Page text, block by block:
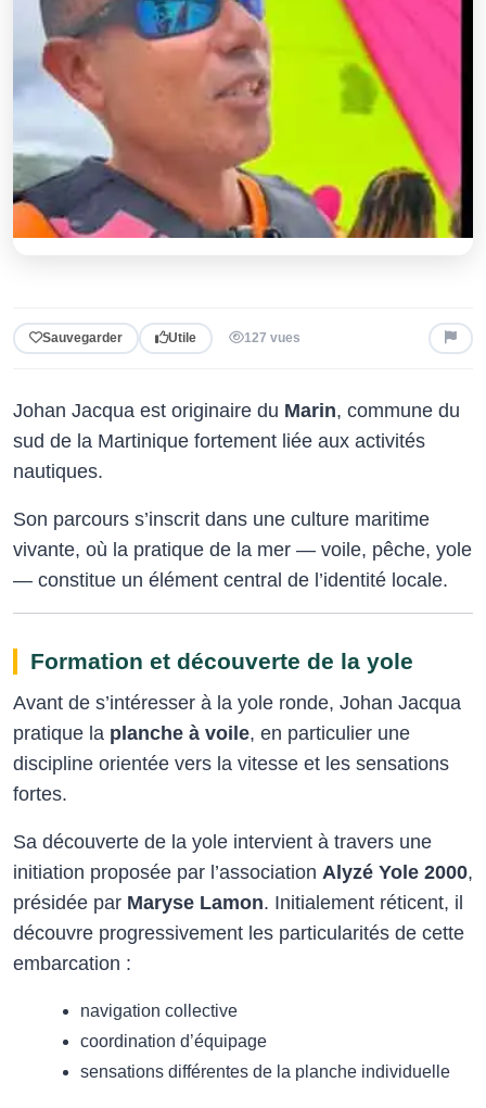
Sauvegarder Utile 127 vues
Johan Jacqua est originaire du Marin, commune du
sud de la Martinique fortement liée aux activités
nautiques.
Son parcours s’inscrit dans une culture maritime
vivante, où la pratique de la mer — voile, pêche, yole
— constitue un élément central de l’identité locale.
Formation et découverte de la yole
Avant de s’intéresser à la yole ronde, Johan Jacqua
pratique la planche à voile, en particulier une
discipline orientée vers la vitesse et les sensations
fortes.
Sa découverte de la yole intervient à travers une
initiation proposée par l’association Alyzé Yole 2000,
présidée par Maryse Lamon. Initialement réticent, il
découvre progressivement les particularités de cette
embarcation :
navigation collective
coordination d’équipage
sensations différentes de la planche individuelle